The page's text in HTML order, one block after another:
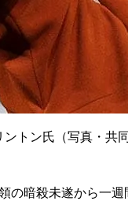
トン氏（写真・共同
の暗殺未遂から一